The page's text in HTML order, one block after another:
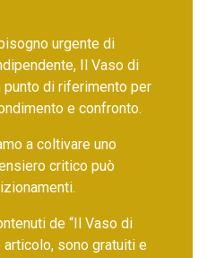
urgente di
Il Vaso di
punto di riferimento per
e confronto.
a coltivare uno
critico può
de “Il Vaso di
articolo, sono gratuiti e